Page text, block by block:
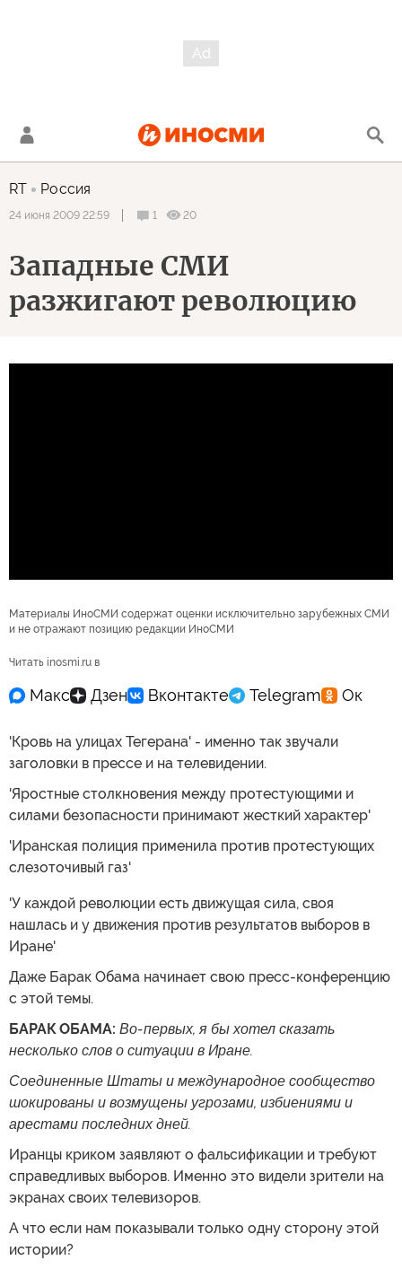
RT Россия
24 июня 2009 22:59 1 20
Западные СМИ
разжигают революцию
Материалы ИноСМИ содержат оценки исключительно зарубежных СМИ
и не отражают позицию редакции ИноСМИ
Читать inosmi.ru в
'Кровь на улицах Тегерана' - именно так звучали
заголовки в прессе и на телевидении.
'Яростные столкновения между протестующими и
силами безопасности принимают жесткий характер'
'Иранская полиция применила против протестующих
слезоточивый газ'
'У каждой революции есть движущая сила, своя
нашлась и у движения против результатов выборов в
Иране'
Даже Барак Обама начинает свою пресс-конференцию
с этой темы.
БАРАК ОБАМА: Во-первых, я бы хотел сказать
несколько слов о ситуации в Иране.
Соединенные Штаты и международное сообщество
шокированы и возмущены угрозами, избиениями и
арестами последних дней.
Иранцы криком заявляют о фальсификации и требуют
справедливых выборов. Именно это видели зрители на
экранах своих телевизоров.
А что если нам показывали только одну сторону этой
истории?